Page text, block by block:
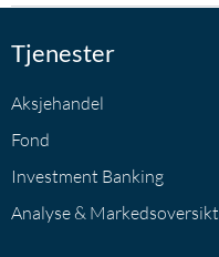
Tjenester
Aksjehandel
Fond
Investment Banking
Analyse & Markedsoversikt